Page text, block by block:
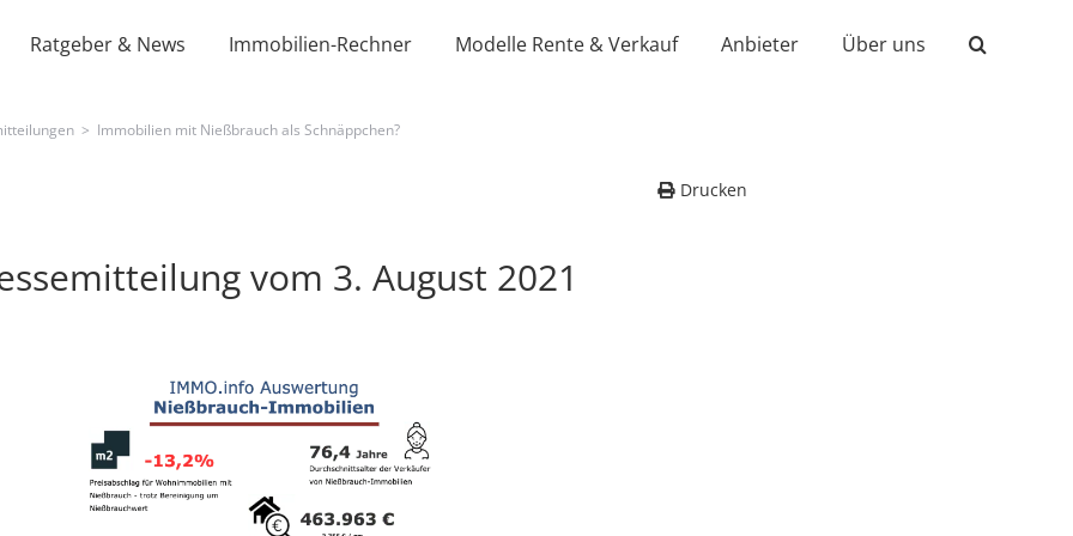
Ratgeber & News Immobilien-Rechner Modelle Rente & Verkauf Anbieter Über uns
> Immobilien mit Nießbrauch als Schnäppchen?
Drucken
vom 3. August 2021